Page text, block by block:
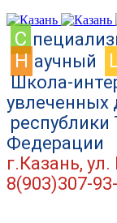
C
Н аучный
Школа-
увлеченных
республики
Федерации
г.Казань,
8(903)307-